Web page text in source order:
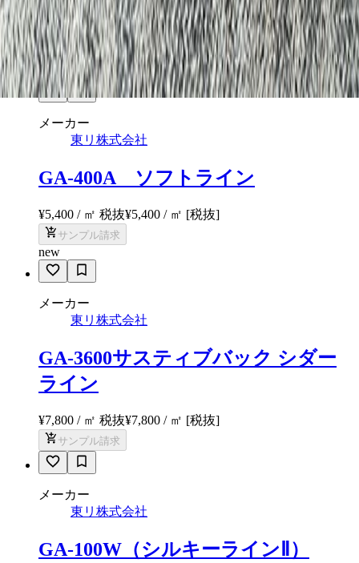
¥5,400 / ㎡ 税抜¥5,400/ ㎡[税抜]
サンプル請求
new
メーカー
東リ株式会社
GA-400A ソフトライン
¥5,400 / ㎡ 税抜¥5,400 / ㎡ [税抜]
サンプル請求
new
メーカー
東リ株式会社
GA-3600サスティブバック シダー
ライン
¥7,800 / ㎡ 税抜¥7,800 / ㎡ [税抜]
サンプル請求
メーカー
東リ株式会社
GA-100W（シルキーラインⅡ）